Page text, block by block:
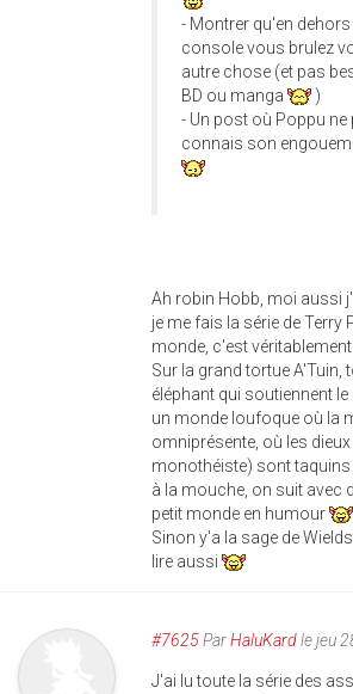
- Montrer qu'en
console vous brulez
autre chose (et pas
BD ou manga
)
- Un post où Poppu
connais son
Ah robin Hobb, moi aussi
je me fais la série de Terry
monde, c'est véritablement
Sur la grand tortue A'Tuin,
éléphant qui soutiennent
un monde loufoque où la
omniprésente, où les
monothéiste) sont
à la mouche, on suit avec
petit monde en humour
Sinon y'a la sage de
lire aussi
#7625ParHaluKardle jeu
J'ai lu toute la série des